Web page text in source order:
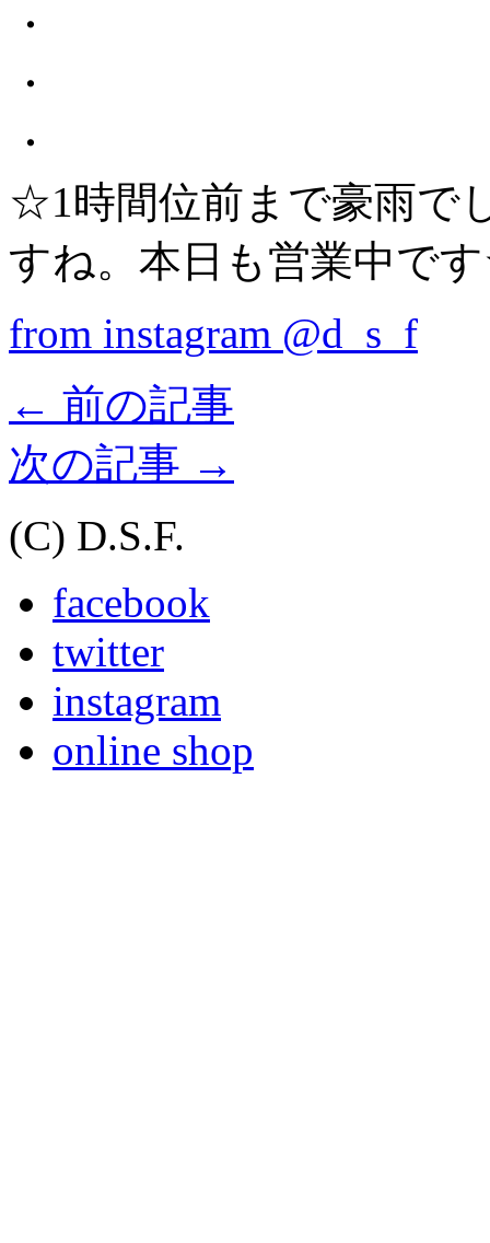
・
・
・
☆1時間位前まで豪雨で
すね。本日も営業中で
from instagram @d_s_f
← 前の記事
次の記事 →
(C) D.S.F.
facebook
twitter
instagram
online shop